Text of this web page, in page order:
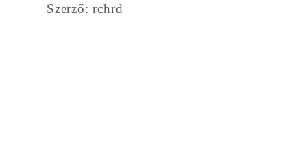
Szerző:rchrd